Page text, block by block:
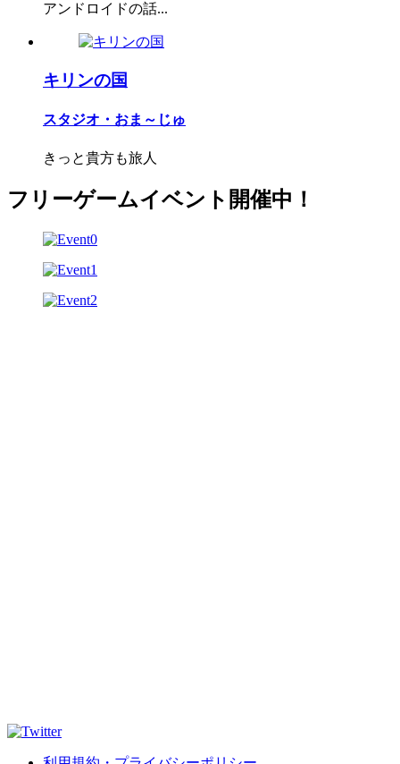
アンドロイドの話...
キリンの国
スタジオ・おま～じゅ
きっと貴方も旅人
フリーゲームイベント開催中！